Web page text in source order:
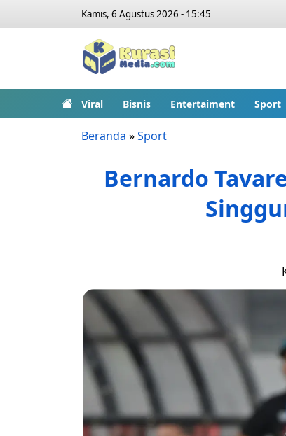
Kamis, 6 Agustus 2026 - 15:45
Viral Bisnis Entertaiment Sport
Beranda »Sport
Bernardo